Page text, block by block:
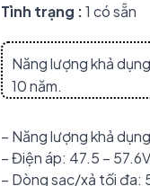
Tình trạng :1 có sẵn
Năng lượng khả
10 năm.
– Năng lượng khả
– Điện áp: 47.5 – 57.6V
– Dòng sạc/xả tối đa: